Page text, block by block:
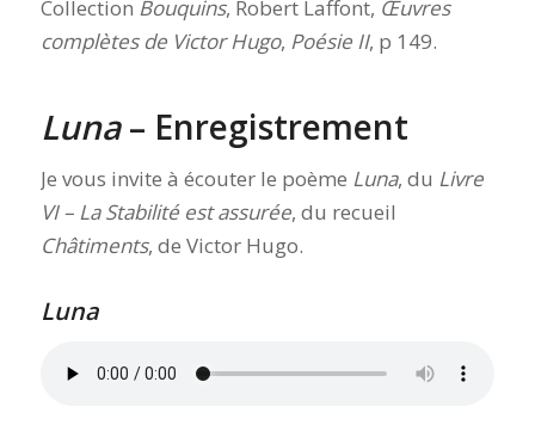
Collection Bouquins, Robert Laffont, Œuvres
complètes de Victor Hugo, Poésie II, p 149.
Luna– Enregistrement
Je vous invite à écouter le poème Luna, du Livre
VI – La Stabilité est assurée, du recueil
Châtiments, de Victor Hugo.
Luna